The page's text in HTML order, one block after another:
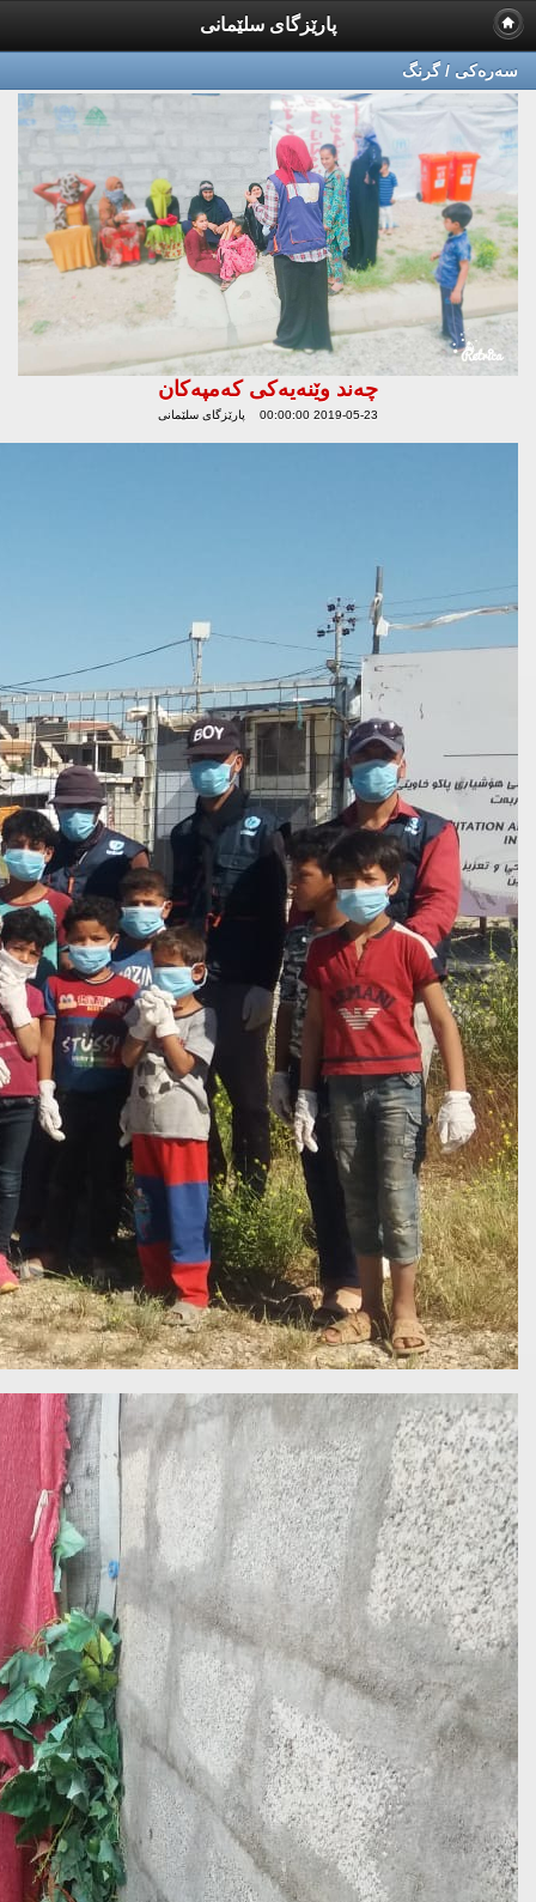
پارێزگای سلێمانی
سه‌ره‌كی / گرنگ
چه‌ند وێنه‌یه‌كی كه‌مپه‌كان
2019-05-23 00:00:00 پارێزگای سلێمانی